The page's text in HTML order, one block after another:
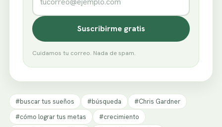
Suscribirme gratis
Cuidamos tu correo. Nada de spam.
#buscar tus sueños #búsqueda
#Chris Gardner
#cómo lograr tus metas
#crecimiento